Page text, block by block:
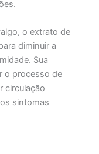
o extrato de
diminuir a
Sua
o processo de
circulação
sintomas